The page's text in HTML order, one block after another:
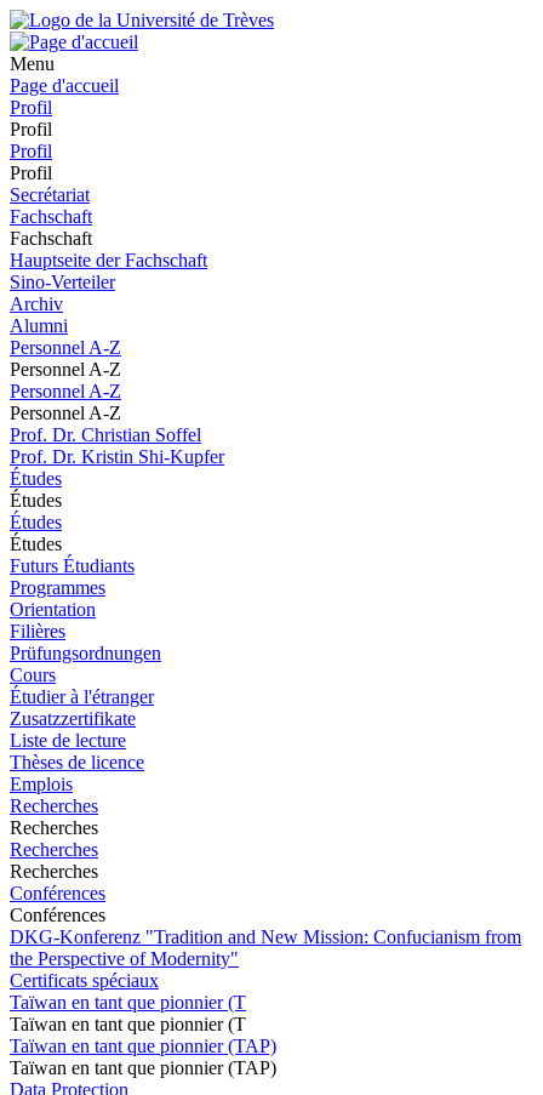
Menu
Page d'accueil
Profil
Profil
Profil
Profil
Secrétariat
Fachschaft
Fachschaft
Hauptseite der Fachschaft
Sino-Verteiler
Archiv
Alumni
Personnel A-Z
Personnel A-Z
Personnel A-Z
Personnel A-Z
Prof. Dr. Christian Soffel
Prof. Dr. Kristin Shi-Kupfer
Études
Études
Études
Études
Futurs Étudiants
Programmes
Orientation
Filières
Prüfungsordnungen
Cours
Étudier à l'étranger
Zusatzzertifikate
Liste de lecture
Thèses de licence
Emplois
Recherches
Recherches
Recherches
Recherches
Conférences
Conférences
DKG-Konferenz "Tradition and New Mission: Confucianism from
the Perspective of Modernity"
Certificats spéciaux
Taïwan en tant que pionnier (T
Taïwan en tant que pionnier (T
Taïwan en tant que pionnier (TAP)
Taïwan en tant que pionnier (TAP)
Data Protection